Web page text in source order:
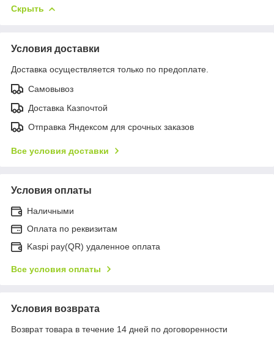
Скрыть
Условия доставки
Доставка осуществляется только по предоплате.
Самовывоз
Доставка Казпочтой
Отправка Яндексом для срочных заказов
Все условия доставки
Условия оплаты
Наличными
Оплата по реквизитам
Kaspi pay(QR) удаленное оплата
Все условия оплаты
Условия возврата
Возврат товара в течение 14 дней по договоренности